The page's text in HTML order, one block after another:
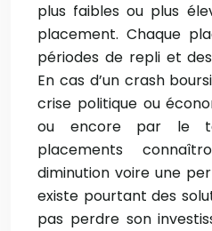
plus faibles ou plus
placement. Chaque
périodes de repli et
En cas d’un crash
crise politique ou
ou encore par le
placements
diminution voire une
existe pourtant des
pas perdre son